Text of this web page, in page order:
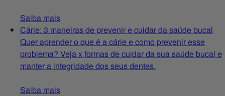
Saiba mais
Cárie: 3 maneiras de prevenir e cuidar da saúde bucal
Quer aprender o que é a cárie e como prevenir esse
problema? Veja x formas de cuidar da sua saúde bucal e
manter a integridade dos seus dentes.
Saiba mais